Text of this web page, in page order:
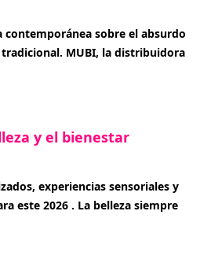
contemporánea sobre el absurdo
MUBI, la distribuidora
y el bienestar
experiencias sensoriales y
este 2026 . La belleza siempre